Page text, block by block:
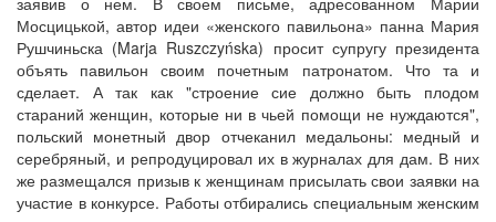
Мосцицькой, автор идеи «женского павильона» панна Мария
Рушчиньска (Marja Ruszczyńska) просит супругу президента
объять павильон своим почетным патронатом. Что та и
сделает. А так как "строение сие должно быть плодом
стараний женщин, которые ни в чьей помощи не нуждаются",
польский монетный двор отчеканил медальоны: медный и
серебряный, и репродуцировал их в журналах для дам. В них
же размещался призыв к женщинам присылать свои заявки на
участие в конкурсе. Работы отбирались специальным женским